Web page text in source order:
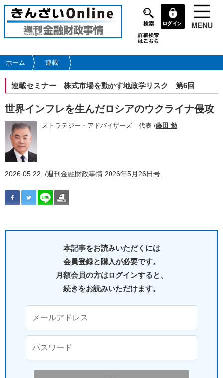
メ
イ
コ
ン
ツ
に
移
動
ホーム 連載
連載セミナー 株式市場を動かす地政学リスク 第6回
世界インフレを生んだロシアのウクライナ侵攻
ストラテジー・アドバイザーズ 代表 /藤田 勉
2026.05.22. /週刊金融財政事情 2026年5月26日号
本記事をお読みいただくには
会員登録と購入が必要です。
月額会員の方はログインすると、
続きをお読みいただけます。